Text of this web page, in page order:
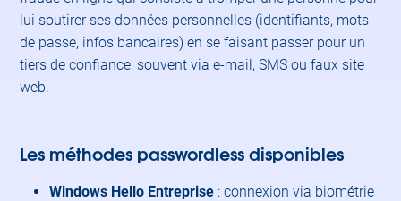
lui soutirer ses données personnelles (identifiants, mots
de passe, infos bancaires) en se faisant passer pour un
tiers de confiance, souvent via e-mail, SMS ou faux site
web.
Les méthodes passwordless disponibles
Windows Hello Entreprise : connexion via biométrie